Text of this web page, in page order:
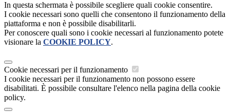
In questa schermata è possibile scegliere quali cookie consentire.
I cookie necessari sono quelli che consentono il funzionamento della
piattaforma e non è possibile disabilitarli.
Per conoscere quali sono i cookie necessari al funzionamento potete
visionare la COOKIE POLICY.
Cookie necessari per il funzionamento
I cookie necessari per il funzionamento non possono essere
disabilitati. È possibile consultare l'elenco nella pagina della cookie
policy.